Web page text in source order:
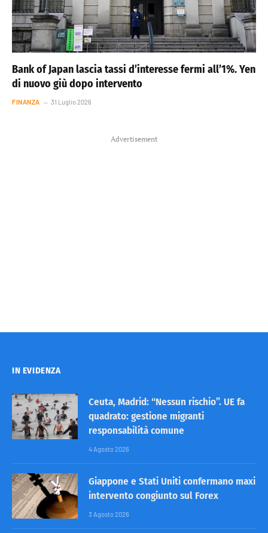
Bank of Japan lascia tassi d’interesse fermi all’1%. Yen
di nuovo giù dopo intervento
FINANZA 31 Luglio 2026
Advertisement
IN EVIDENZA
Ceuta, Madrid: “Nessun rischio”. UE fa
quadrato: gestione migranti
responsabilità comune
4 Agosto 2026
Giappone e Stati Uniti confermano maxi
intervento congiunto sul Forex
3 Agosto 2026